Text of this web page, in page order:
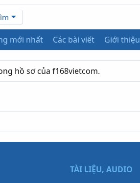
mới nhất Các bài viết Giới thiệu
hồ sơ của f168vietcom.
TÀI LIỆU, AUDIO